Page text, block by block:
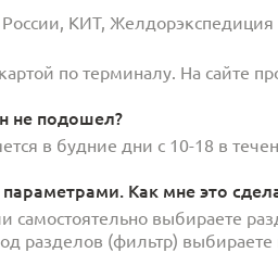
КИТ, Желдорэкспедиция
по терминалу. На сайте
не подошел?
в будние дни с 10-18 в
Как мне это
самостоятельно выбираете
разделов (фильтр)